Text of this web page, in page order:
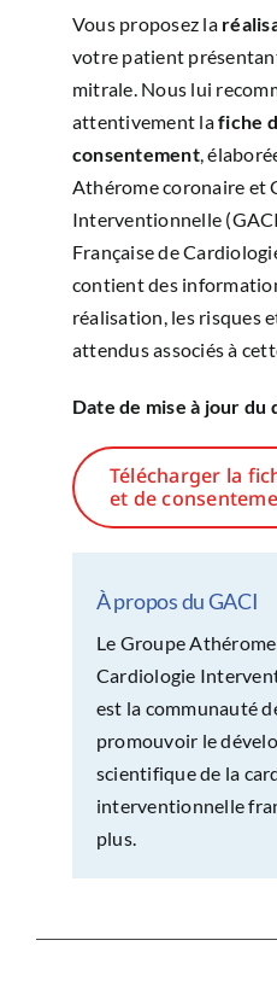
Vous proposez la
votre patient
mitrale. Nous lui
attentivement lafiche
consentement,
Athérome coronaire et
Interventionnelle
Française de
contient des
réalisation, les risques
attendus associés à
Date de mise à jour du
Télécharger la
et de
À propos du GACI
Le Groupe
Cardiologie
est la communauté
promouvoir le
scientifique de la
interventionnelle
plus.